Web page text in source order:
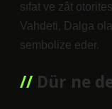
sıfat ve zât
Vahdeti, Dalga
sembolize eder.
Dür ne